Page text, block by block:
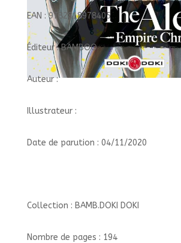
EAN : 9782818978405
Éditeur : BAMBOO
Auteur :
Illustrateur :
Date de parution : 04/11/2020
Collection : BAMB.DOKI DOKI
Nombre de pages : 194